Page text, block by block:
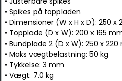
• Spikes på toppladen
• Dimensioner (W x H x D): 250 x
• Topplade (D x W): 200 x 165
• Bundplade 2 (D x W): 250 x
• Maks vægtbelastning: 50 kg
• Tykkelse: 3 mm
• Vægt: 7.0 kg